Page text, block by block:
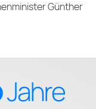
Günther